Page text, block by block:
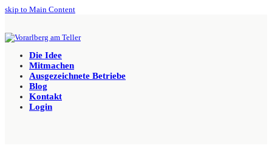
skip to Main Content
Die Idee
Mitmachen
Ausgezeichnete Betriebe
Blog
Kontakt
Login